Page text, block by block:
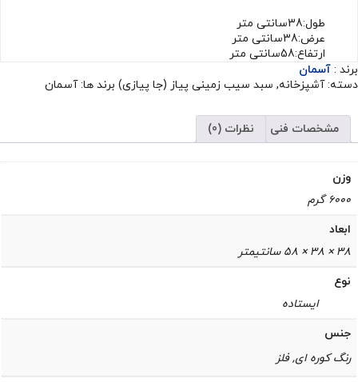
طول:38سانتی متر
عرض:38سانتی متر
ارتفاع:58سانتی متر
برند : آسمان
دسته:آشپزخانه, سبد سیب زمینی پیاز (جا پیازی) برند ها:آسمان
مشخصات فنی نظرات (0)
وزن
6000 گرم
ابعاد
38 × 38 × 58 سانتیمتر
نوع
ایستاده
جنس
رنگ کوره ای, فلز